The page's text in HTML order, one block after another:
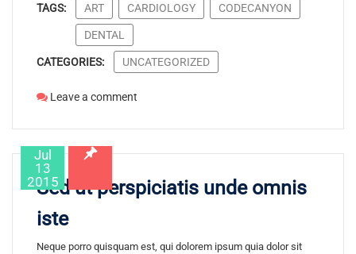
TAGS: ART CARDIOLOGY CODECANYON
DENTAL
CATEGORIES: UNCATEGORIZED
Leave a comment
Jul
13
2015
Sed ut perspiciatis unde omnis
iste
Neque porro quisquam est, qui dolorem ipsum quia dolor sit